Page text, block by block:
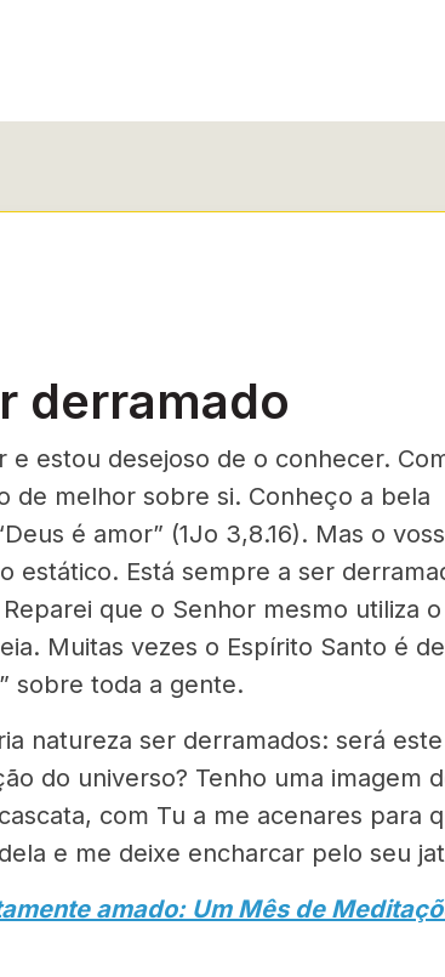
derramado
e estou desejoso de o conhecer.
de melhor sobre si. Conheço a bela
é amor” (1Jo 3,8.16). Mas o
estático. Está sempre a ser
que o Senhor mesmo utiliza
Muitas vezes o Espírito Santo é
sobre toda a gente.
natureza ser derramados: será
do universo? Tenho uma imagem
com Tu a me acenares para
e me deixe encharcar pelo seu
amado: Um Mês de